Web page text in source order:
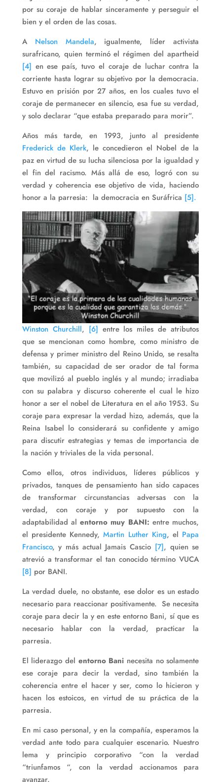
por su coraje de hablar sinceramente y perseguir el
bien y el orden de las cosas.
A Nelson Mandela, igualmente, líder activista
surafricano, quien terminó el régimen del apartheid
[4] en ese país, tuvo el coraje de luchar contra la
corriente hasta lograr su objetivo por la democracia.
Estuvo en prisión por 27 años, en los cuales tuvo el
coraje de permanecer en silencio, esa fue su verdad,
y solo declarar “que estaba preparado para morir”.
Años más tarde, en 1993, junto al presidente
Frederick de Klerk, le concedieron el Nobel de la
paz en virtud de su lucha silenciosa por la igualdad y
el fin del racismo. Más allá de eso, logró con su
verdad y coherencia ese objetivo de vida, haciendo
honor a la parresia: la democracia en Suráfrica [5].
Winston Churchill, [6] entre los miles de atributos
que se mencionan como hombre, como ministro de
defensa y primer ministro del Reino Unido, se resalta
también, su capacidad de ser orador de tal forma
que movilizó al pueblo inglés y al mundo; irradiaba
con su palabra y discurso coherente el cual le hizo
honor a ser el nobel de Literatura en el año 1953. Su
coraje para expresar la verdad hizo, además, que la
Reina Isabel lo considerará su confidente y amigo
para discutir estrategias y temas de importancia de
la nación y triviales de la vida personal.
Como ellos, otros individuos, líderes públicos y
privados, tanques de pensamiento han sido capaces
de transformar circunstancias adversas con la
verdad, con coraje y por supuesto con la
adaptabilidad alentorno muy BANI: entre muchos,
el presidente Kennedy,Martin Luther King, el Papa
Francisco, y más actual Jamais Cascio [7], quien se
atrevió a transformar el tan conocido término VUCA
[8] por BANI.
La verdad duele, no obstante, ese dolor es un estado
necesario para reaccionar positivamente. Se necesita
coraje para decir la y en este entorno Bani, sí que es
necesario hablar con la verdad, practicar la
parresia.
El liderazgo del entorno Bani necesita no solamente
ese coraje para decir la verdad, sino también la
coherencia entre el hacer y ser, como lo hicieron y
hacen los estoicos, en virtud de su práctica de la
parresia.
En mi caso personal, y en la compañía, esperamos la
verdad ante todo para cualquier escenario. Nuestro
lema y principio corporativo “con la verdad
“triunfamos “, con la verdad accionamos para
avanzar.